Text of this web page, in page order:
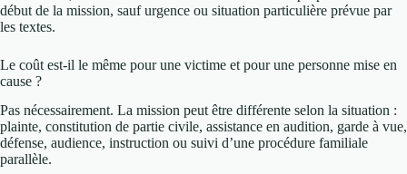
début de la mission, sauf urgence ou situation particulière prévue par
les textes.
Le coût est-il le même pour une victime et pour une personne mise en
cause ?
Pas nécessairement. La mission peut être différente selon la situation :
plainte, constitution de partie civile, assistance en audition, garde à vue,
défense, audience, instruction ou suivi d’une procédure familiale
parallèle.